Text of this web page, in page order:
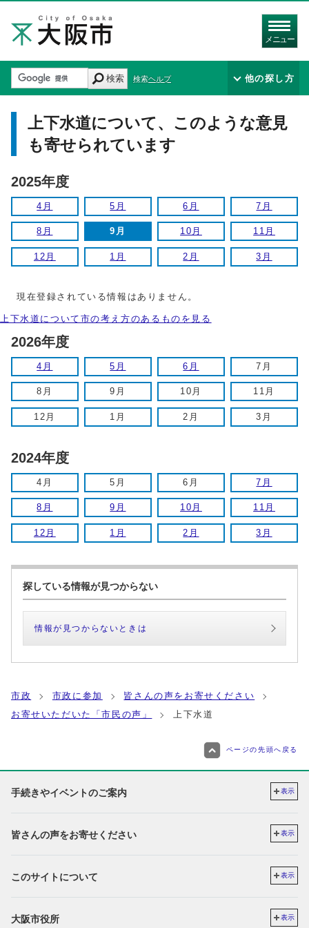
メニュー
検索 検索ヘルプ 他の探し方
上下水道について、このような意見
も寄せられています
2025年度
4月 5月 6月 7月
8月 9月 10月 11月
12月 1月 2月 3月
現在登録されている情報はありません。
上下水道について市の考え方のあるものを見る
2026年度
4月 5月 6月 7月
8月 9月 10月 11月
12月 1月 2月 3月
2024年度
4月 5月 6月 7月
8月 9月 10月 11月
12月 1月 2月 3月
探している情報が見つからない
情報が見つからないときは
市政 市政に参加
皆さんの声をお寄せください
お寄せいただいた「市民の声」
上下水道
ページの先頭へ戻る
手続きやイベントのご案内 表示
皆さんの声をお寄せください 表示
このサイトについて 表示
大阪市役所 表示